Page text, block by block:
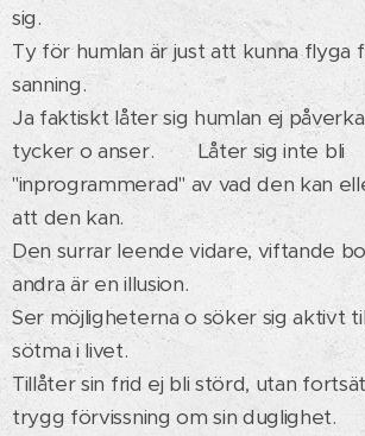
sig.
Ty för humlan är just att kunna flyga
sanning.
Ja faktiskt låter sig humlan ej
tycker o anser. Låter sig inte bli
"inprogrammerad" av vad den kan
att den kan.
Den surrar leende vidare, viftande
andra är en illusion.
Ser möjligheterna o söker sig aktivt
sötma i livet.
Tillåter sin frid ej bli störd, utan
trygg förvissning om